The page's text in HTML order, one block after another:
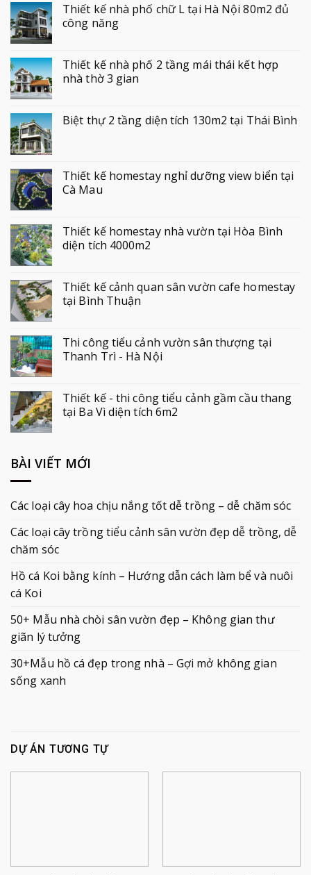
Thiết kế nhà phố chữ L tại Hà Nội 80m2 đủ
công năng
Thiết kế nhà phố 2 tầng mái thái kết hợp
nhà thờ 3 gian
Biệt thự 2 tầng diện tích 130m2 tại Thái Bình
Thiết kế homestay nghỉ dưỡng view biển tại
Cà Mau
Thiết kế homestay nhà vườn tại Hòa Bình
diện tích 4000m2
Thiết kế cảnh quan sân vườn cafe homestay
tại Bình Thuận
Thi công tiểu cảnh vườn sân thượng tại
Thanh Trì - Hà Nội
Thiết kế - thi công tiểu cảnh gầm cầu thang
tại Ba Vì diện tích 6m2
BÀI VIẾT MỚI
Các loại cây hoa chịu nắng tốt dễ trồng – dễ chăm sóc
Các loại cây trồng tiểu cảnh sân vườn đẹp dễ trồng, dễ
chăm sóc
Hồ cá Koi bằng kính – Hướng dẫn cách làm bể và nuôi
cá Koi
50+ Mẫu nhà chòi sân vườn đẹp – Không gian thư
giãn lý tưởng
30+Mẫu hồ cá đẹp trong nhà – Gợi mở không gian
sống xanh
DỰ ÁN TƯƠNG TỰ